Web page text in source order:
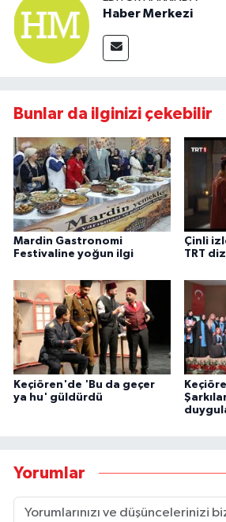
Haber Merkezi
Bunlar da ilginizi çekebilir
Mardin Gastronomi
Festivaline yoğun ilgi
Çinli
TRT
Keçiören'de 'Bu da geçer
ya hu' güldürdü
Yorumlar